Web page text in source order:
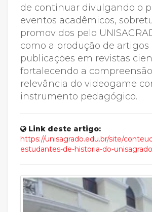
de continuar divulgando o
eventos acadêmicos,
promovidos pelo
como a produção de artigos
publicações em revistas
fortalecendo a
relevância do videogame
instrumento pedagógico.
Link deste artigo:
https://unisagrado.edu.br/site/
estudantes-de-historia-do-